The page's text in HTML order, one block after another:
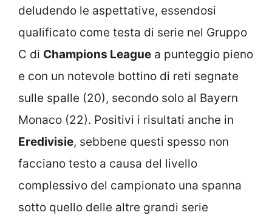
deludendo le aspettative, essendosi
qualificato come testa di serie nel Gruppo
C di Champions League a punteggio pieno
e con un notevole bottino di reti segnate
sulle spalle (20), secondo solo al Bayern
Monaco (22). Positivi i risultati anche in
Eredivisie, sebbene questi spesso non
facciano testo a causa del livello
complessivo del campionato una spanna
sotto quello delle altre grandi serie